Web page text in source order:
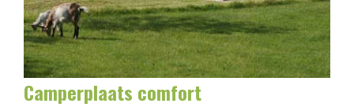
Camperplaats comfort